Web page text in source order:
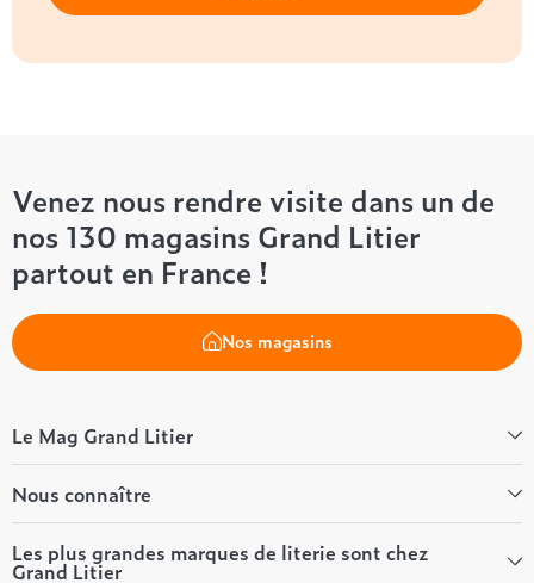
Venez nous rendre visite dans un de
nos 130 magasins Grand Litier
partout en France !
Nos magasins
Le Mag Grand Litier
Bien-être
Conseils literie
Tous les articles du Mag
Tous nos guides
Nous connaître
Qui sommes-nous ?
Nos valeurs
Les plus grandes marques de literie sont chez
Grand Litier